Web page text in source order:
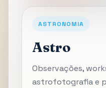
ASTRONOMIA
Astro
Observações,
astrofotografia e